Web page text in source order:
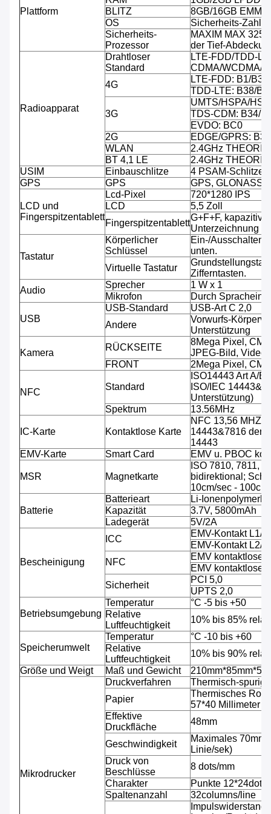
Plattform
BLITZ
8GB/16GB
OS
Sicherheits-
Sicherheits-
Prozessor
MAXIM MAX
der Tief-
Radioapparat
Drahtloser
Standard
LTE-FDD/TDD-
CDMA/WCDMA/
4G
LTE-FDD: B1/B3/
TDD-LTE: B38/
3G
UMTS/HSPA/
TDS-CDM: B34/
EVDO: BC0
2G
EDGE/GPRS: B3/
WLAN
2.4GHz
BT 4,1 LE
2.4GHz
USIM
Einbauschlitze
4 PSAM-Schlitze,
GPS
GPS GPS, GLONASS
LCD und
Fingerspitzentablett
Lcd-Pixel
720*1280 IPS
LCD
5,5 Zoll
Fingerspitzentablett
G+F+F,
Unterzeichnung
Tastatur
Körperlicher
Schlüssel
Ein-/Ausschalten,
unten.
Virtuelle Tastatur
Zifferntasten.
Audio
Sprecher
1 W x 1
Mikrofon
Durch
USB
USB-Standard
USB-Art C 2,0
Andere
Vorwurfs-
Unterstützung
Kamera
RÜCKSEITE
8Mega Pixel,
JPEG-Bild, Video.
FRONT
2Mega Pixel,
NFC
Standard
ISO14443 Art A/B
ISO/IEC
Unterstützung)
Spektrum
13.56MHz
IC-Karte Kontaktlose Karte
NFC 13,56 MHZ,
14443&7816 der
14443
EMV-Karte
Smart Card EMV u. PBOC
MSR Magnetkarte
ISO 7810, 7811,
bidirektional;
10cm/sec -
Batterie
Batterieart
Li-
Kapazität
3.7V, 5800mAh
Ladegerät
5V/2A
Bescheinigung
ICC
EMV-Kontakt L1/
EMV-Kontakt L2/
NFC
EMV
EMV
Sicherheit
PCI 5,0
UPTS 2,0
Betriebsumgebung
Temperatur
°C -5 bis +50
Relative
Luftfeuchtigkeit
10% bis 85%
Speicherumwelt
Temperatur
°C -10 bis +60
Relative
Luftfeuchtigkeit
10% bis 90%
Größe und Weigt
Maß und Gewicht
Mikrodrucker
Druckverfahren
Thermisch-
Papier
Thermisches
57*40 Millimeter
Effektive
Druckfläche
48mm
Geschwindigkeit
Maximales
Linie/sek)
Druck von
Beschlüsse
8 dots/mm
Charakter
Punkte 12*24dots
Spaltenanzahl
32columns/line